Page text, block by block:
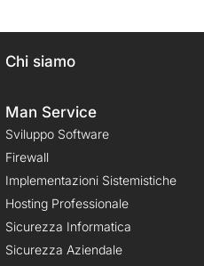
Chi siamo
Man Service
Sviluppo Software
Firewall
Implementazioni Sistemistiche
Hosting Professionale
Sicurezza Informatica
Sicurezza Aziendale